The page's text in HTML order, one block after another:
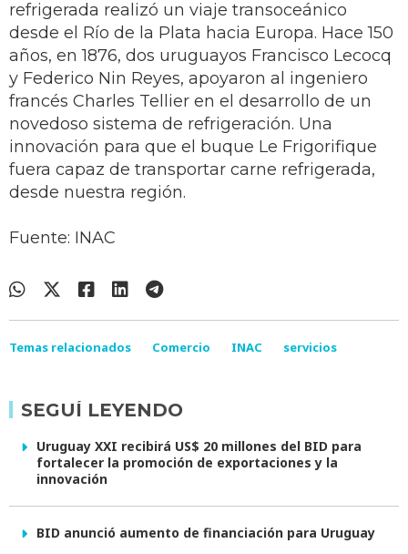
refrigerada realizó un viaje transoceánico
desde el Río de la Plata hacia Europa. Hace 150
años, en 1876, dos uruguayos Francisco Lecocq
y Federico Nin Reyes, apoyaron al ingeniero
francés Charles Tellier en el desarrollo de un
novedoso sistema de refrigeración. Una
innovación para que el buque Le Frigorifique
fuera capaz de transportar carne refrigerada,
desde nuestra región.
Fuente: INAC
Temas relacionados Comercio INAC servicios
SEGUÍ LEYENDO
Uruguay XXI recibirá US$ 20 millones del BID para
fortalecer la promoción de exportaciones y la
innovación
BID anunció aumento de financiación para Uruguay